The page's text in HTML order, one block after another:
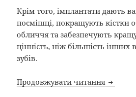
Крім того, імплантати дають
посмішці, покращують кістки
обличчя та забезпечують
цінність, ніж більшість інших
зубів.
Продовжувати читання Зубні